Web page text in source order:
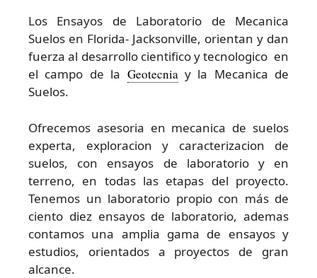
Los Ensayos de Laboratorio de Mecanica
Suelos en Florida- Jacksonville, orientan y dan
fuerza al desarrollo cientifico y tecnologico en
el campo de la Geotecniay la Mecanica de
Suelos.
Ofrecemos asesoria en mecanica de suelos
experta, exploracion y caracterizacion de
suelos, con ensayos de laboratorio y en
terreno, en todas las etapas del proyecto.
Tenemos un laboratorio propio con más de
ciento diez ensayos de laboratorio, ademas
contamos una amplia gama de ensayos y
estudios, orientados a proyectos de gran
alcance.